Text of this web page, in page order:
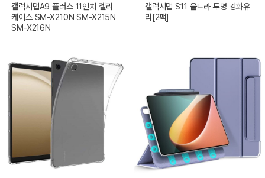
갤럭시탭A9 플러스 11인치 젤리
케이스 SM-X210N SM-X215N
SM-X216N
갤럭시탭 S11 울트라 투명 강화유
리[2팩]